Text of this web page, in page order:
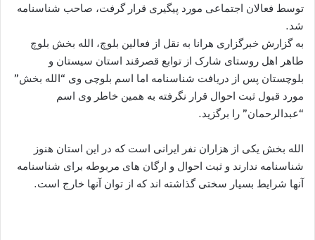
توسط فعالان اجتماعی مورد پیگیری قرار گرفت، صاحب شناسنامه
شد.
به گزارش خبرگزاری هرانا به نقل از فعالین بلوچ، الله بخش بلوچ
طاهر اهل روستای شارک از توابع قصرقند استان سیستان و
بلوچستان پس از دریافت شناسنامه اما اسم بلوچی وی “الله بخش”
مورد قبول ثبت احوال قرار نگرفته به همین خاطر وی اسم
“عبدالرحمان” را برگزید.
الله بخش یکی از هزاران نفر ایرانی است که در این استان هنوز
شناسنامه ندارند و ثبت احوال و ارگان های مربوطه برای شناسنامه
آنها شرایط بسیار سختی گذاشته اند که از توان آنها خارج است.